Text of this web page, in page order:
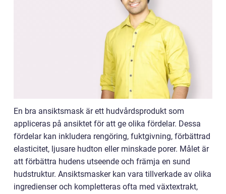
En bra ansiktsmask är ett hudvårdsprodukt som
appliceras på ansiktet för att ge olika fördelar. Dessa
fördelar kan inkludera rengöring, fuktgivning, förbättrad
elasticitet, ljusare hudton eller minskade porer. Målet är
att förbättra hudens utseende och främja en sund
hudstruktur. Ansiktsmasker kan vara tillverkade av olika
ingredienser och kompletteras ofta med växtextrakt,